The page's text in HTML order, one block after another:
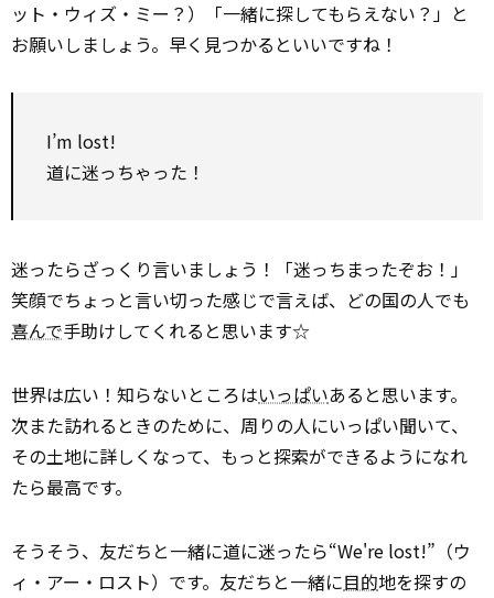
ット・ウィズ・ミー？）「一緒に探してもらえない？」と
お願いしましょう。早く見つかるといいですね！
I’m lost!
道に迷っちゃった！
迷ったらざっくり言いましょう！「迷っちまったぞお！」
笑顔でちょっと言い切った感じで言えば、どの国の人でも
喜んで手助けしてくれると思います☆
世界は広い！知らないところはいっぱいあると思います。
次また訪れるときのために、周りの人にいっぱい聞いて、
その土地に詳しくなって、もっと探索ができるようになれ
たら最高です。
そうそう、友だちと一緒に道に迷ったら“We're lost!”（ウ
ィ・アー・ロスト）です。友だちと一緒に目的地を探すの